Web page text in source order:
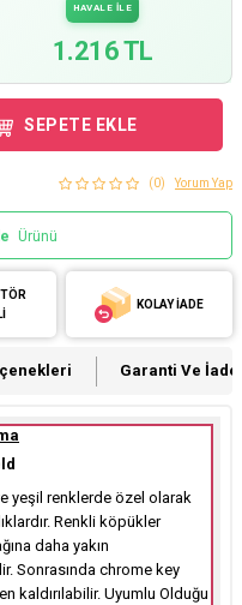
HAVALE İLE
1.216 TL
SEPETE EKLE
(0) Yorum Yap
Ürünü
KOLAY İADE
Garanti Ve İade
yeşil renklerde özel olarak
Renkli köpükler
daha yakın
Sonrasında chrome key
kaldırılabilir. Uyumlu Olduğu